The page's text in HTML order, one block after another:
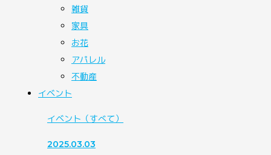
雑貨
家具
お花
アパレル
不動産
イベント
イベント （すべて）
2025.03.03